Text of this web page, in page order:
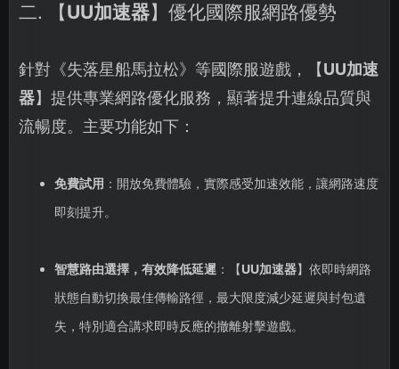
二. 【UU加速器】優化國際服網路優勢
針對《失落星船馬拉松》等國際服遊戲，【UU加速
器】提供專業網路優化服務，顯著提升連線品質與
流暢度。主要功能如下：
免費試用 ：開放免費體驗，實際感受加速效能，讓網路速度
即刻提升。
智慧路由選擇，有效降低延遲：【UU加速器】依即時網路
狀態自動切換最佳傳輸路徑，最大限度減少延遲與封包遺
失，特別適合講求即時反應的撤離射擊遊戲。